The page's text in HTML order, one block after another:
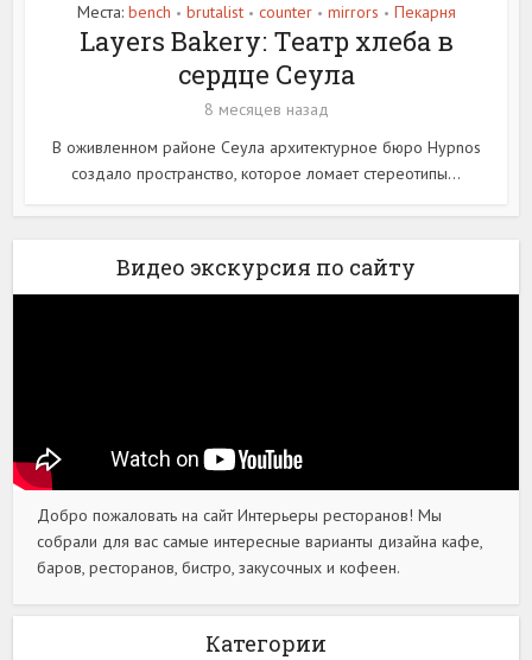
Места: bench • brutalist • counter • mirrors • Пекарня
Layers Bakery: Театр хлеба в
сердце Сеула
8 месяцев назад
В оживленном районе Сеула архитектурное бюро Hypnos
создало пространство, которое ломает стереотипы...
Видео экскурсия по сайту
Добро пожаловать на сайт Интерьеры ресторанов! Мы
собрали для вас самые интересные варианты дизайна кафе,
баров, ресторанов, бистро, закусочных и кофеен.
Категории